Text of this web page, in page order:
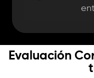
Evaluación